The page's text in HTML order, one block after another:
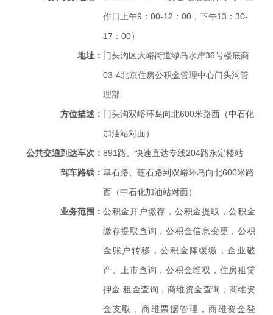
作日上午9：00-12：00，下午13：30-
17：00）
地址： 门头沟区大峪街道绿岛水岸36号楼底商
03-4北京住房公积金管理中心门头沟管
理部
方位描述： 门头沟双峪环岛向北600米路西（中石化
加油站对面）
公共交通到达车次： 891路、快速直达专线204路永定楼站
驾车路线： 阜石路、莲石路到双峪环岛向北600米路
西（中石化加油站对面）
业务范围： 公积金开户缴存，公积金提取，公积金
缴存提取查询，公积金信息变更，公积
金账户转移，公积金降缓缴，企业破
产、上市查询，公积金维权，住房租赁
押金 租金查询，商维资金查询，商维资
金支取，商维票据管理，商维资金登